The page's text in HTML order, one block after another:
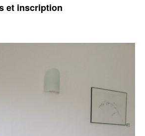
et inscription